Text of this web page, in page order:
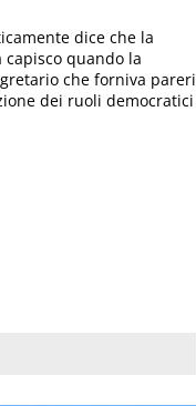
dice che la
quando la
che forniva pareri
dei ruoli democratici